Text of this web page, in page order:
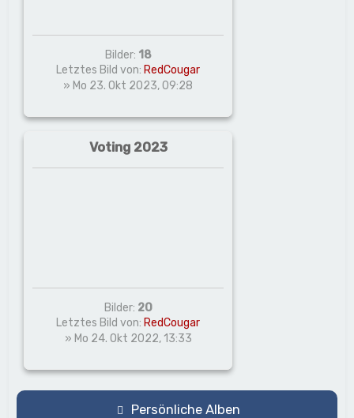
Bilder: 18
Letztes Bild von: RedCougar
» Mo 23. Okt 2023, 09:28
Voting 2023
Bilder: 20
Letztes Bild von: RedCougar
» Mo 24. Okt 2022, 13:33
Persönliche Alben